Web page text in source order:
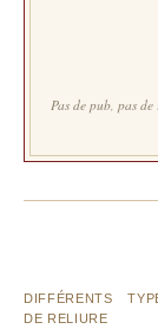
Pas de pub, pas
DIFFÉRENTS
DE RELIURE